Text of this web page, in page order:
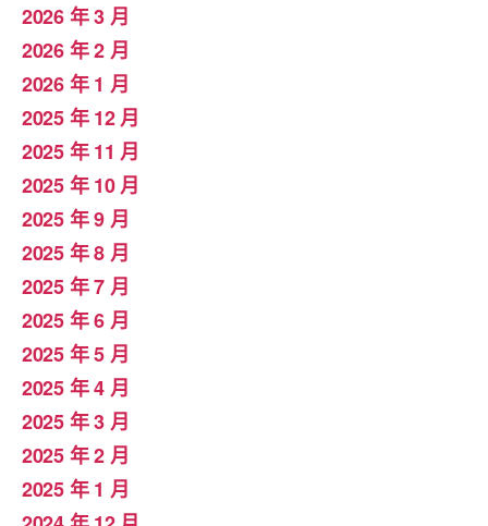
2026 年 3 月
2026 年 2 月
2026 年 1 月
2025 年 12 月
2025 年 11 月
2025 年 10 月
2025 年 9 月
2025 年 8 月
2025 年 7 月
2025 年 6 月
2025 年 5 月
2025 年 4 月
2025 年 3 月
2025 年 2 月
2025 年 1 月